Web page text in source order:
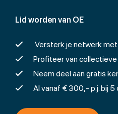
Lid worden van OE
Versterk je netwerk
Profiteer van
Neem deel aan gratis
Al vanaf € 300,- p.j. bij 5